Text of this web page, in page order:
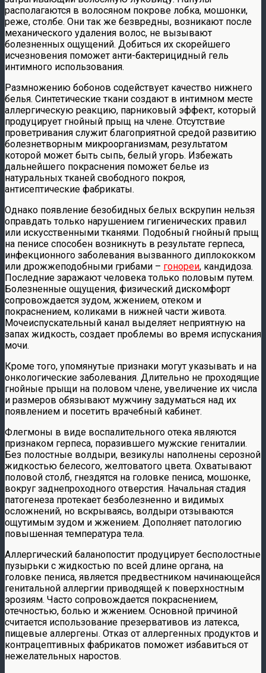
располагаются в волосяном покрове лобка, мошонки,
реже, столбе. Они так же безвредны, возникают после
механического удаления волос, не вызывают
болезненных ощущений. Добиться их скорейшего
исчезновения поможет анти-бактерицидный гель
интимного использования.
Размножению бобонов содействует качество нижнего
белья. Синтетические ткани создают в интимном месте
аллергическую реакцию, парниковый эффект, который
продуцирует гнойный прыщ на члене. Отсутствие
проветривания служит благоприятной средой развитию
болезнетворным микроорганизмам, результатом
которой может быть сыпь, белый угорь. Избежать
дальнейшего покраснения поможет белье из
натуральных тканей свободного покроя,
антисептические фабрикаты.
Однако появление безобидных белых вскрупин нельзя
оправдать только нарушением гигиенических правил
или искусственными тканями. Подобный гнойный прыщ
на пенисе способен возникнуть в результате герпеса,
инфекционного заболевания вызванного диплококком
или дрожжеподобными грибами – гонореи, кандидоза.
Последние заражают человека только половым путем.
Болезненные ощущения, физический дискомфорт
сопровождается зудом, жжением, отеком и
покраснением, коликами в нижней части живота.
Мочеиспускательный канал выделяет неприятную на
запах жидкость, создает проблемы во время испускания
мочи.
Кроме того, упомянутые признаки могут указывать и на
онкологические заболевания. Длительно не проходящие
гнойные прыщи на половом члене, увеличение их числа
и размеров обязывают мужчину задуматься над их
появлением и посетить врачебный кабинет.
Флегмоны в виде воспалительного отека являются
признаком герпеса, поразившего мужские гениталии.
Без полостные волдыри, везикулы наполнены серозной
жидкостью белесого, желтоватого цвета. Охватывают
половой столб, гнездятся на головке пениса, мошонке,
вокруг заднепроходного отверстия. Начальная стадия
патогенеза протекает безболезненно и видимых
осложнений, но вскрываясь, волдыри отзываются
ощутимым зудом и жжением. Дополняет патологию
повышенная температура тела.
Аллергический баланопостит продуцирует бесполостные
пузырьки с жидкостью по всей длине органа, на
головке пениса, является предвестником начинающейся
генитальной аллергии приводящей к поверхностным
эрозиям. Часто сопровождается покраснением,
отечностью, болью и жжением. Основной причиной
считается использование презервативов из латекса,
пищевые аллергены. Отказ от аллергенных продуктов и
контрацептивных фабрикатов поможет избавиться от
нежелательных наростов.